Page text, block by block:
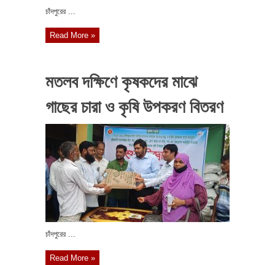
চাঁদপুরের ...
Read More »
মতলব দক্ষিণে কৃষকদের মাঝে
গাছের চারা ও কৃষি উপকরণ বিতরণ
চাঁদপুরের ...
Read More »